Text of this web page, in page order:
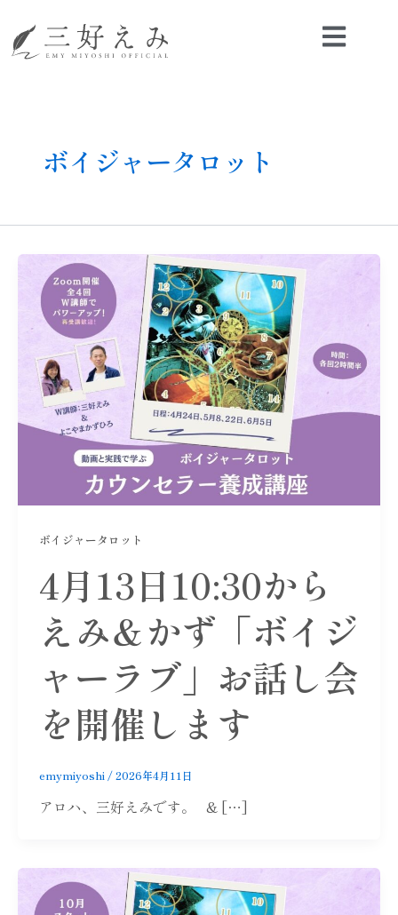
を
ボイジャータロット
ボイジャータロット
4月13日10:30から
えみ＆かず「ボイジ
ャーラブ」お話し会
を開催します
emymiyoshi /2026年4月11日
アロハ、三好えみです。 & […]